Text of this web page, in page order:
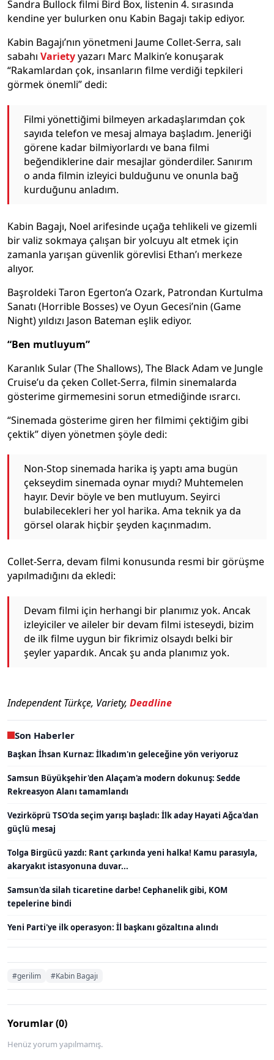
Sandra Bullock filmi Bird Box, listenin 4. sırasında
kendine yer bulurken onu Kabin Bagajı takip ediyor.
Kabin Bagajı’nın yönetmeni Jaume Collet-Serra, salı
sabahı Varietyyazarı Marc Malkin’e konuşarak
“Rakamlardan çok, insanların filme verdiği tepkileri
görmek önemli” dedi:
Filmi yönettiğimi bilmeyen arkadaşlarımdan çok
sayıda telefon ve mesaj almaya başladım. Jeneriği
görene kadar bilmiyorlardı ve bana filmi
beğendiklerine dair mesajlar gönderdiler. Sanırım
o anda filmin izleyici bulduğunu ve onunla bağ
kurduğunu anladım.
Kabin Bagajı, Noel arifesinde uçağa tehlikeli ve gizemli
bir valiz sokmaya çalışan bir yolcuyu alt etmek için
zamanla yarışan güvenlik görevlisi Ethan’ı merkeze
alıyor.
Başroldeki Taron Egerton’a Ozark, Patrondan Kurtulma
Sanatı (Horrible Bosses) ve Oyun Gecesi’nin (Game
Night) yıldızı Jason Bateman eşlik ediyor.
“Ben mutluyum”
Karanlık Sular (The Shallows), The Black Adam ve Jungle
Cruise’u da çeken Collet-Serra, filmin sinemalarda
gösterime girmemesini sorun etmediğinde ısrarcı.
“Sinemada gösterime giren her filmimi çektiğim gibi
çektik” diyen yönetmen şöyle dedi:
Non-Stop sinemada harika iş yaptı ama bugün
çekseydim sinemada oynar mıydı? Muhtemelen
hayır. Devir böyle ve ben mutluyum. Seyirci
bulabilecekleri her yol harika. Ama teknik ya da
görsel olarak hiçbir şeyden kaçınmadım.
Collet-Serra, devam filmi konusunda resmi bir görüşme
yapılmadığını da ekledi:
Devam filmi için herhangi bir planımız yok. Ancak
izleyiciler ve aileler bir devam filmi isteseydi, bizim
de ilk filme uygun bir fikrimiz olsaydı belki bir
şeyler yapardık. Ancak şu anda planımız yok.
Independent Türkçe, Variety, Deadline
Son Haberler
Başkan İhsan Kurnaz: İlkadım'ın geleceğine yön veriyoruz
Samsun Büyükşehir'den Alaçam'a modern dokunuş: Sedde
Rekreasyon Alanı tamamlandı
Vezirköprü TSO'da seçim yarışı başladı: İlk aday Hayati Ağca'dan
güçlü mesaj
Tolga Birgücü yazdı: Rant çarkında yeni halka! Kamu parasıyla,
akaryakıt istasyonuna duvar...
Samsun'da silah ticaretine darbe! Cephanelik gibi, KOM
tepelerine bindi
Yeni Parti'ye ilk operasyon: İl başkanı gözaltına alındı
#gerilim #Kabin Bagajı
Yorumlar (0)
Henüz yorum yapılmamış.